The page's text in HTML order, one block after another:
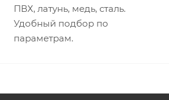
ПВХ, латунь, медь, сталь.
Удобный подбор по
параметрам.